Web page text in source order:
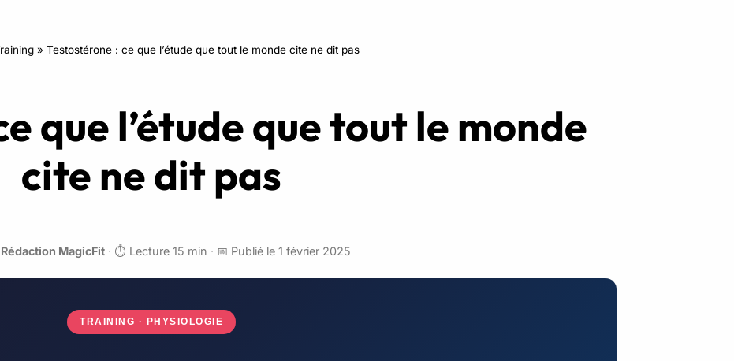
» Testostérone : ce que l’étude que tout le monde cite ne dit pas
que l’étude que tout le monde
cite ne dit pas
Rédaction MagicFit · ⏱️ Lecture 15 min · 📅 Publié le 1 février 2025
TRAINING · PHYSIOLOGIE